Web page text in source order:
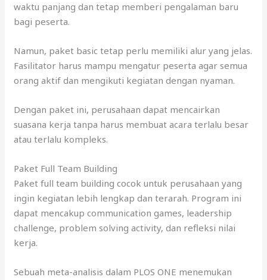
waktu panjang dan tetap memberi pengalaman baru
bagi peserta.
Namun, paket basic tetap perlu memiliki alur yang jelas.
Fasilitator harus mampu mengatur peserta agar semua
orang aktif dan mengikuti kegiatan dengan nyaman.
Dengan paket ini, perusahaan dapat mencairkan
suasana kerja tanpa harus membuat acara terlalu besar
atau terlalu kompleks.
Paket Full Team Building
Paket full team building cocok untuk perusahaan yang
ingin kegiatan lebih lengkap dan terarah. Program ini
dapat mencakup communication games, leadership
challenge, problem solving activity, dan refleksi nilai
kerja.
Sebuah meta-analisis dalam PLOS ONE menemukan